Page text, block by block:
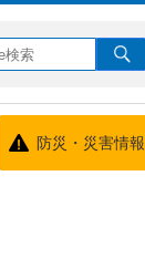
防災・災害情報